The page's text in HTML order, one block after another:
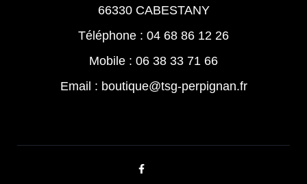
66330 CABESTANY
Téléphone : 04 68 86 12 26
Mobile : 06 38 33 71 66
Email : boutique@tsg-perpignan.fr